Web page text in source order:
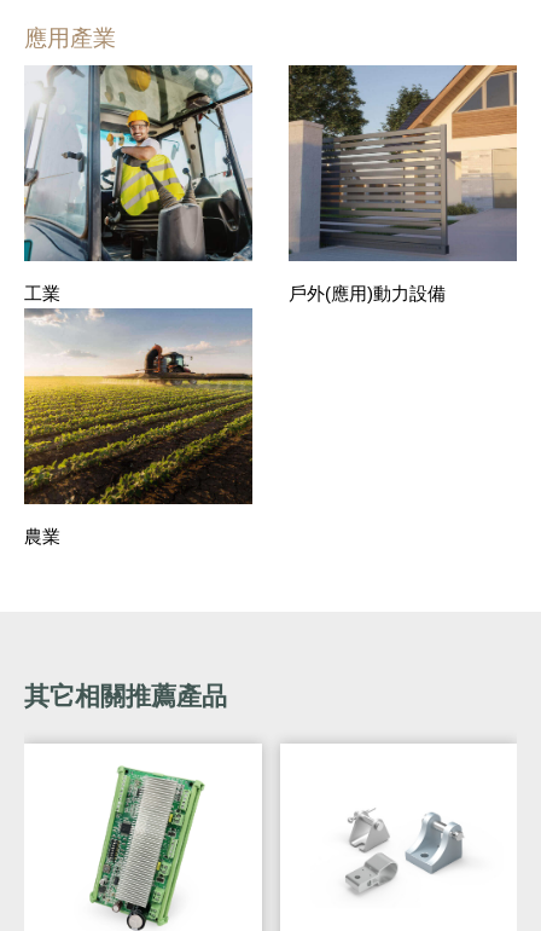
應用產業
工業 戶外(應用)動力設備
農業
其它相關推薦產品